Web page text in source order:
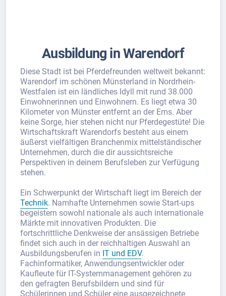
Ausbildung in Warendorf
Diese Stadt ist bei Pferdefreunden weltweit bekannt:
Warendorf im schönen Münsterland in Nordrhein-
Westfalen ist ein ländliches Idyll mit rund 38.000
Einwohnerinnen und Einwohnern. Es liegt etwa 30
Kilometer von Münster entfernt an der Ems. Aber
keine Sorge, hier stehen nicht nur Pferdegestüte! Die
Wirtschaftskraft Warendorfs besteht aus einem
äußerst vielfältigen Branchenmix mittelständischer
Unternehmen, durch die dir aussichtsreiche
Perspektiven in deinem Berufsleben zur Verfügung
stehen.
Ein Schwerpunkt der Wirtschaft liegt im Bereich der
Technik. Namhafte Unternehmen sowie Start-ups
begeistern sowohl nationale als auch internationale
Märkte mit innovativen Produkten. Die
fortschrittliche Denkweise der ansässigen Betriebe
findet sich auch in der reichhaltigen Auswahl an
Ausbildungsberufen in IT und EDV.
Fachinformatiker, Anwendungsentwickler oder
Kaufleute für IT-Systemmanagement gehören zu
den gefragten Berufsbildern und sind für
Schülerinnen und Schüler eine ausgezeichnete